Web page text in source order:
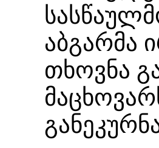
აბგარმა
თხოვნა